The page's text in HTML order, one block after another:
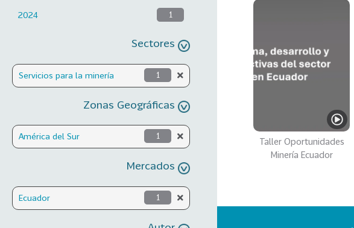
2024 1
Sectores
Servicios para la minería 1
Zonas Geográficas
América del Sur 1
Mercados
Ecuador 1
Taller Oportunidades
Minería Ecuador